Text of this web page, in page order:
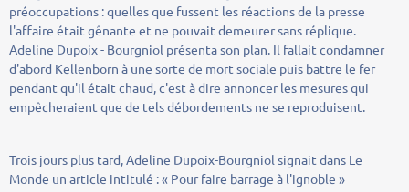
préoccupations : quelles que fussent les réactions de la presse
l'affaire était gênante et ne pouvait demeurer sans réplique.
Adeline Dupoix - Bourgniol présenta son plan. Il fallait condamner
d'abord Kellenborn à une sorte de mort sociale puis battre le fer
pendant qu'il était chaud, c'est à dire annoncer les mesures qui
empêcheraient que de tels débordements ne se reproduisent.
Trois jours plus tard, Adeline Dupoix-Bourgniol signait dans Le
Monde un article intitulé : « Pour faire barrage à l'ignoble »